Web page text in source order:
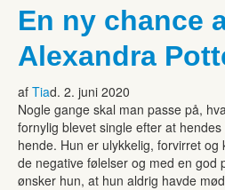
En ny chance
Alexandra
af Tiad. 2. juni 2020
Nogle gange skal man passe på,
fornylig blevet single efter at
hende. Hun er ulykkelig, forvirret
de negative følelser og med en god
ønsker hun, at hun aldrig havde